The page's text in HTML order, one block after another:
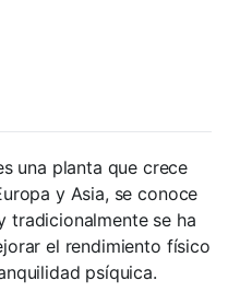
una planta que crece
y Asia, se conoce
tradicionalmente se ha
el rendimiento físico
psíquica.